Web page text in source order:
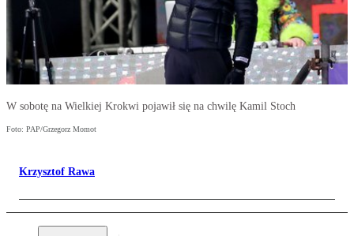
W sobotę na Wielkiej Krokwi pojawił się na chwilę Kamil Stoch
Foto: PAP/Grzegorz Momot
Krzysztof Rawa